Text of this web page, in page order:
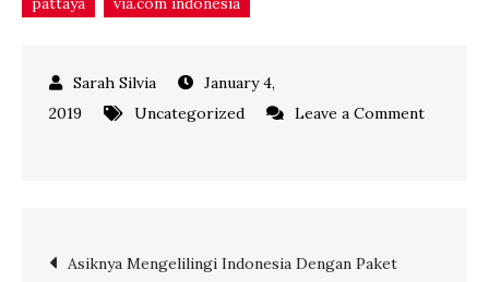
January 4,
2019
Uncategorized
Leave a Comment
Lebaran
Post
Asiknya Mengelilingi Indonesia Dengan Paket